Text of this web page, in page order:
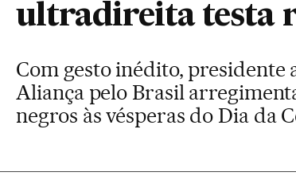
ultradireita testa
Com gesto inédito,
Aliança pelo Brasil
negros às vésperas do Dia da